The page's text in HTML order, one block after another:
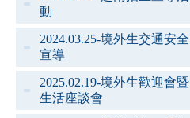
動
2024.03.25-境外生交通安全
宣導
2025.02.19-境外生歡迎會暨
生活座談會